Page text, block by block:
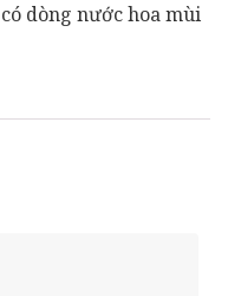
dòng nước hoa mùi